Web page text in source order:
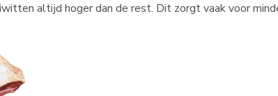
altijd hoger dan de rest. Dit zorgt vaak voor